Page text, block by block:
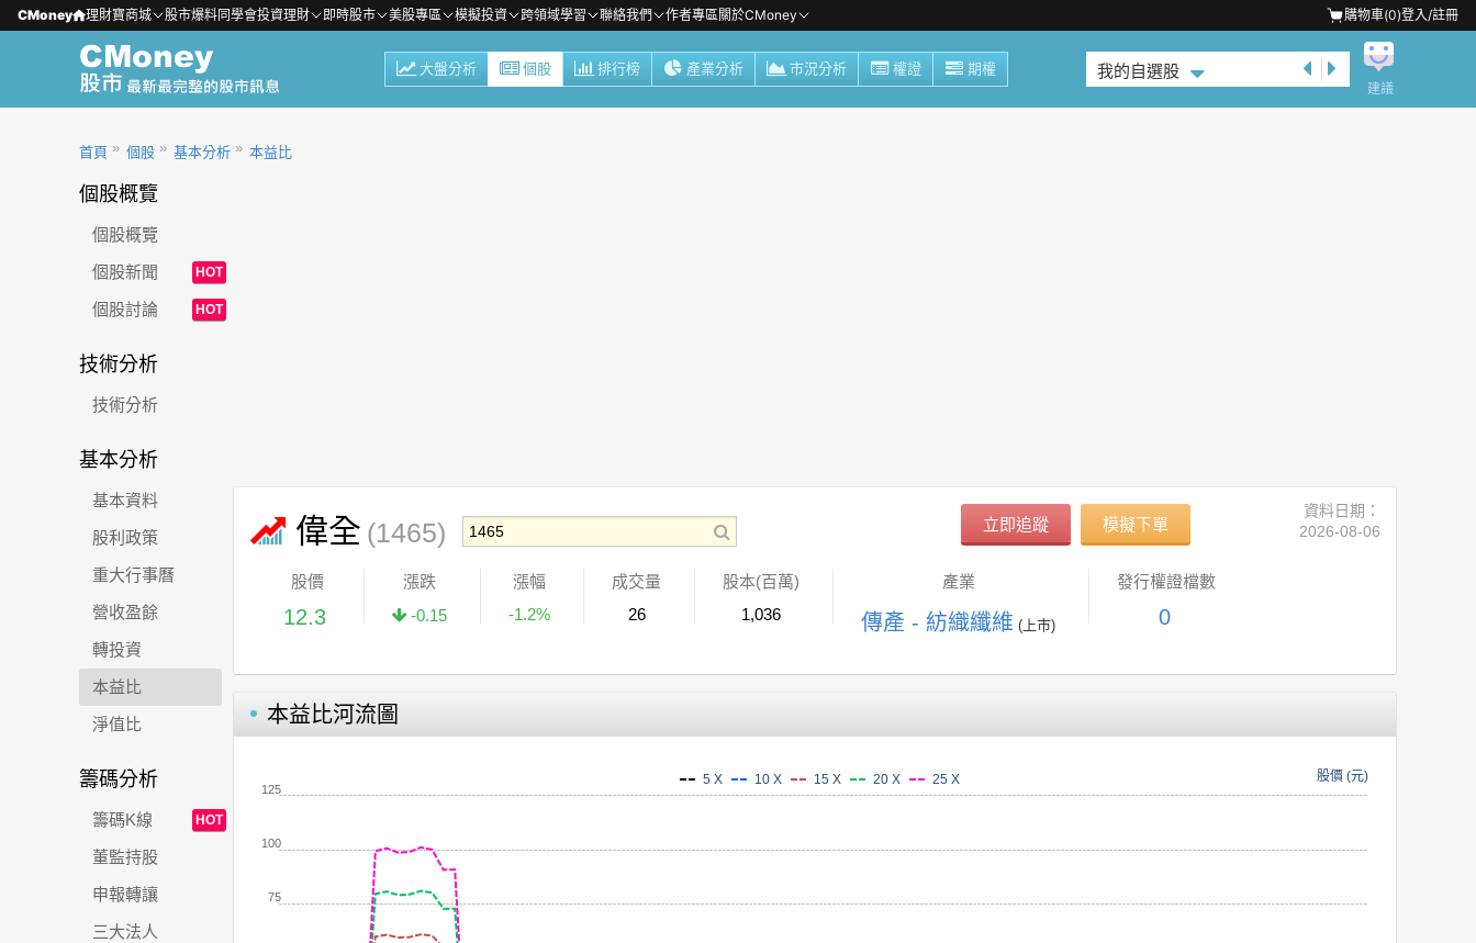
CMoney 理財寶商城 股市爆料同學會投資理財 即時股市 美股專區 模擬投資 跨領域學習 聯絡我們 作者專區關於CMoney 購物車(0)登入/註冊
大盤分析 個股 排行榜 產業分析 市況分析 權證 期權 我的自選股
建議
首頁 個股 基本分析 本益比
個股概覽
個股概覽
個股新聞
HOT
個股討論 HOT
技術分析
技術分析
基本分析
基本資料
股利政策
重大行事曆
營收盈餘
轉投資
本益比
淨值比
籌碼分析
籌碼K線 HOT
董監持股
申報轉讓
三大法人
偉全 (1465) 立即追蹤 模擬下單
資料日期：
2026-08-06
股價
12.3
漲跌
-0.15
漲幅
-1.2%
成交量
26
股本(百萬)
1,036
產業
傳產 - 紡織纖維 (上市)
發行權證檔數
0
本益比河流圖
股價 (元)
5 X 10 X 15 X 20 X 25 X
75
100
125